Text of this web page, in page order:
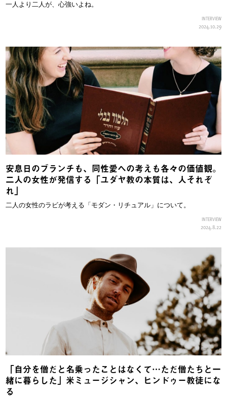
一人より二人が、心強いよね。
INTERVIEW
2024.10.29
安息日のブランチも、同性愛への考えも各々の価値観。
二人の女性が発信する「ユダヤ教の本質は、人それぞ
れ」
二人の女性のラビが考える「モダン・リチュアル」について。
INTERVIEW
2024.8.22
「自分を僧だと名乗ったことはなくて…ただ僧たちと一
緒に暮らした」米ミュージシャン、ヒンドゥー教徒にな
る